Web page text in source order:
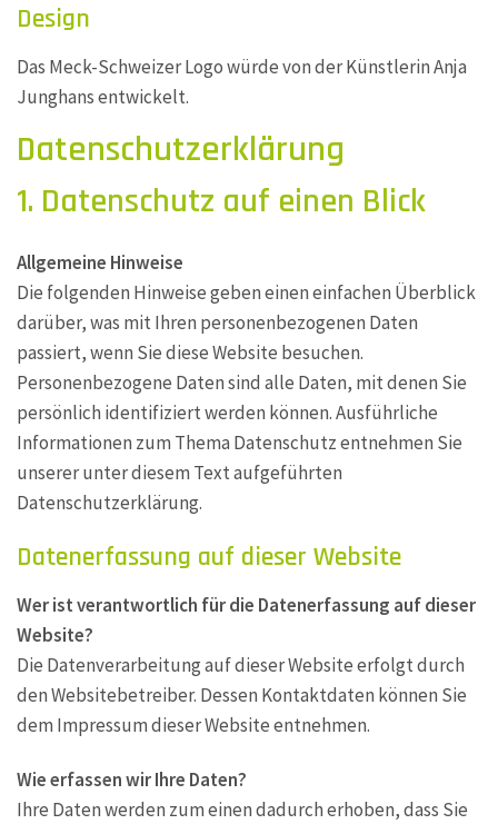
Design
Das Meck-Schweizer Logo würde von der Künstlerin Anja
Junghans entwickelt.
Datenschutz­erklärung
1. Datenschutz auf einen Blick
Allgemeine Hinweise
Die folgenden Hinweise geben einen einfachen Überblick
darüber, was mit Ihren personenbezogenen Daten
passiert, wenn Sie diese Website besuchen.
Personenbezogene Daten sind alle Daten, mit denen Sie
persönlich identifiziert werden können. Ausführliche
Informationen zum Thema Datenschutz entnehmen Sie
unserer unter diesem Text aufgeführten
Datenschutzerklärung.
Datenerfassung auf dieser Website
Wer ist verantwortlich für die Datenerfassung auf dieser
Website?
Die Datenverarbeitung auf dieser Website erfolgt durch
den Websitebetreiber. Dessen Kontaktdaten können Sie
dem Impressum dieser Website entnehmen.
Wie erfassen wir Ihre Daten?
Ihre Daten werden zum einen dadurch erhoben, dass Sie